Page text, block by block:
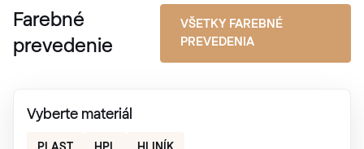
Farebné
prevedenie
VŠETKY FAREBNÉ
PREVEDENIA
Vyberte materiál